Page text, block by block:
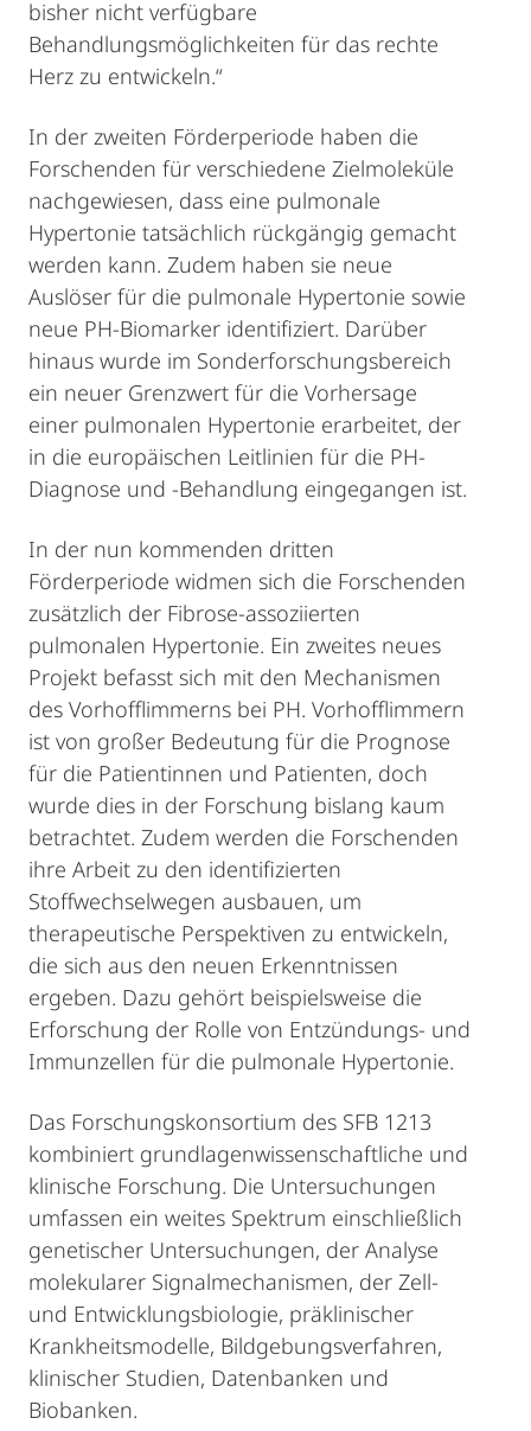
bisher nicht verfügbare
Behandlungsmöglichkeiten für das rechte
Herz zu entwickeln.“
In der zweiten Förderperiode haben die
Forschenden für verschiedene Zielmoleküle
nachgewiesen, dass eine pulmonale
Hypertonie tatsächlich rückgängig gemacht
werden kann. Zudem haben sie neue
Auslöser für die pulmonale Hypertonie sowie
neue PH-Biomarker identifiziert. Darüber
hinaus wurde im Sonderforschungsbereich
ein neuer Grenzwert für die Vorhersage
einer pulmonalen Hypertonie erarbeitet, der
in die europäischen Leitlinien für die PH-
Diagnose und -Behandlung eingegangen ist.
In der nun kommenden dritten
Förderperiode widmen sich die Forschenden
zusätzlich der Fibrose-assoziierten
pulmonalen Hypertonie. Ein zweites neues
Projekt befasst sich mit den Mechanismen
des Vorhofflimmerns bei PH. Vorhofflimmern
ist von großer Bedeutung für die Prognose
für die Patientinnen und Patienten, doch
wurde dies in der Forschung bislang kaum
betrachtet. Zudem werden die Forschenden
ihre Arbeit zu den identifizierten
Stoffwechselwegen ausbauen, um
therapeutische Perspektiven zu entwickeln,
die sich aus den neuen Erkenntnissen
ergeben. Dazu gehört beispielsweise die
Erforschung der Rolle von Entzündungs- und
Immunzellen für die pulmonale Hypertonie.
Das Forschungskonsortium des SFB 1213
kombiniert grundlagenwissenschaftliche und
klinische Forschung. Die Untersuchungen
umfassen ein weites Spektrum einschließlich
genetischer Untersuchungen, der Analyse
molekularer Signalmechanismen, der Zell-
und Entwicklungsbiologie, präklinischer
Krankheitsmodelle, Bildgebungsverfahren,
klinischer Studien, Datenbanken und
Biobanken.